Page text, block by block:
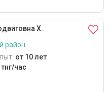
Х.
район
от 10 лет
час